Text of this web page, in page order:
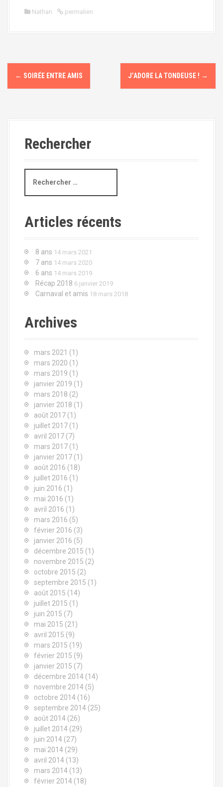
Nathan permalien
N
a
← SOIRÉE ENTRE AMIS J’ADORE LA TONDEUSE ! →
Rechercher
c
rArticles récents
8 ans 14 mars 2021
7 ans 14 mars 2020
6 ans 14 mars 2019
Récap 2018 6 janvier 2019
Carnaval et amis 18 mars 2018
Archives
mars 2021 (1)
mars 2020 (1)
mars 2019 (1)
janvier 2019 (1)
mars 2018 (2)
janvier 2018 (1)
août 2017 (1)
juillet 2017 (1)
avril 2017 (7)
mars 2017 (1)
janvier 2017 (1)
août 2016 (18)
juillet 2016 (1)
juin 2016 (1)
mai 2016 (1)
avril 2016 (1)
mars 2016 (5)
février 2016 (3)
janvier 2016 (5)
décembre 2015 (1)
novembre 2015 (2)
octobre 2015 (2)
septembre 2015 (1)
août 2015 (14)
juillet 2015 (1)
juin 2015 (7)
mai 2015 (21)
avril 2015 (9)
mars 2015 (19)
février 2015 (9)
janvier 2015 (7)
décembre 2014 (14)
novembre 2014 (5)
octobre 2014 (16)
septembre 2014 (25)
août 2014 (26)
juillet 2014 (29)
juin 2014 (27)
mai 2014 (29)
avril 2014 (13)
mars 2014 (13)
février 2014 (18)